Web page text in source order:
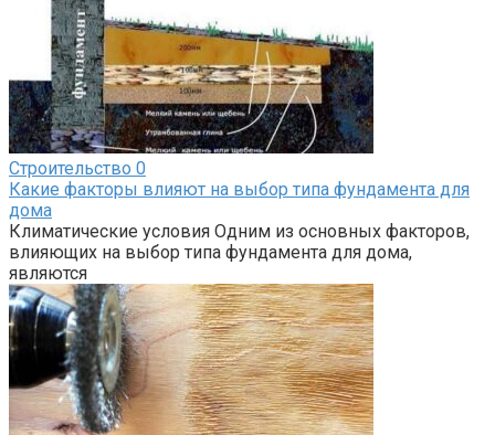
Строительство 0
Какие факторы влияют на выбор типа фундамента для
дома
Климатические условия Одним из основных факторов,
влияющих на выбор типа фундамента для дома,
являются